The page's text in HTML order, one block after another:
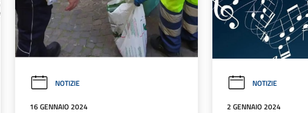
NOTIZIE
16 GENNAIO 2024
NOTIZIE
2 GENNAIO 2024